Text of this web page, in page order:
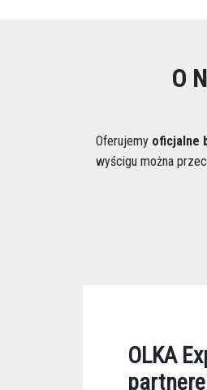
O
Oferujemy oficjalne
wyścigu można